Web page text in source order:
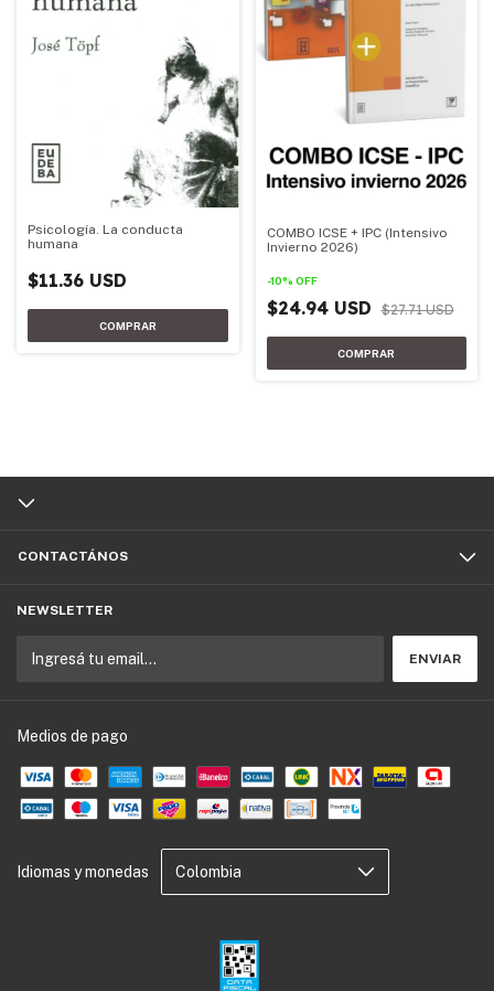
Psicología. La conducta
humana
$11.36 USD
COMBO ICSE + IPC (Intensivo
Invierno 2026)
-10% OFF
$24.94 USD $27.71 USD
CONTACTÁNOS
NEWSLETTER
Medios de pago
Idiomas y monedas